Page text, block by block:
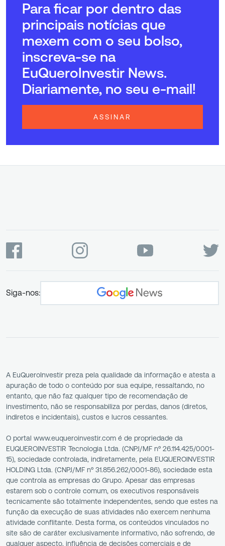
Para ficar por dentro das
principais notícias que
mexem com o seu bolso,
inscreva-se na
EuQueroInvestir News.
Diariamente, no seu e-mail!
ASSINAR
Siga-nos:
A EuQueroInvestir preza pela qualidade da informação e atesta a
apuração de todo o conteúdo por sua equipe, ressaltando, no
entanto, que não faz qualquer tipo de recomendação de
investimento, não se responsabiliza por perdas, danos (diretos,
indiretos e incidentais), custos e lucros cessantes.
O portal www.euqueroinvestir.com é de propriedade da
EUQUEROINVESTIR Tecnologia Ltda. (CNPJ/MF nº 26.114.425/0001-
15), sociedade controlada, indiretamente, pela EUQUEROINVESTIR
HOLDING Ltda. (CNPJ/MF nº 31.856.262/0001-86), sociedade esta
que controla as empresas do Grupo. Apesar das empresas
estarem sob o controle comum, os executivos responsáveis
tecnicamente são totalmente independentes, sendo que estes na
função da execução de suas atividades não exercem nenhuma
atividade conflitante. Desta forma, os conteúdos vinculados no
site são de caráter exclusivamente informativo, não sofrendo, de
qualquer aspecto, influência de decisões comerciais e de